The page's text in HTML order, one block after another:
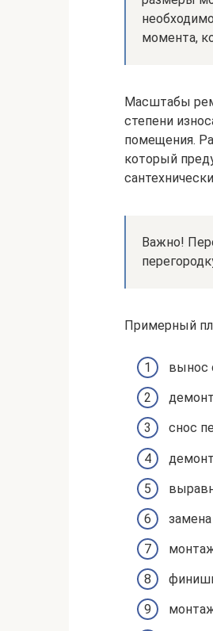
момента,
Масштабы
степени
помещения.
который
Важно!
Примерный
вынос
снос